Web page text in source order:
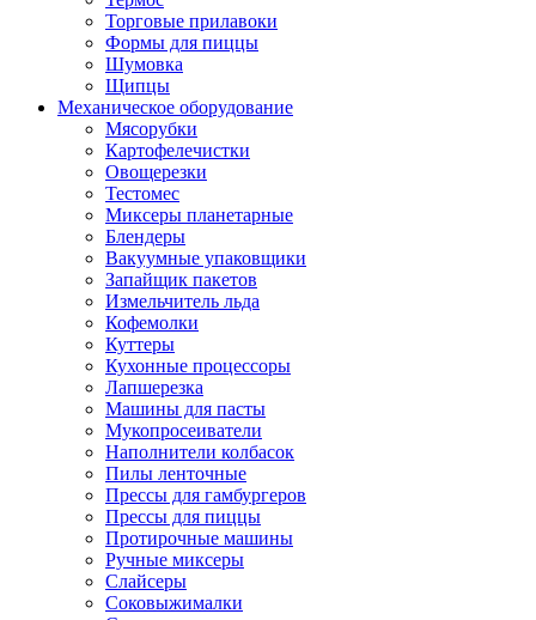
Торговые прилавоки
Формы для пиццы
Шумовка
Щипцы
Механическое оборудование
Мясорубки
Картофелечистки
Овощерезки
Тестомес
Миксеры планетарные
Блендеры
Вакуумные упаковщики
Запайщик пакетов
Измельчитель льда
Кофемолки
Куттеры
Кухонные процессоры
Лапшерезка
Машины для пасты
Мукопросеиватели
Наполнители колбасок
Пилы ленточные
Прессы для гамбургеров
Прессы для пиццы
Протирочные машины
Ручные миксеры
Слайсеры
Соковыжималки